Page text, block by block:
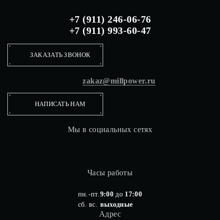
+7 (911) 246-06-76
+7 (911) 993-60-47
ЗАКАЗАТЬ ЗВОНОК
zakaz@millpower.ru
НАПИСАТЬ НАМ
Мы в социальных сетях
Часы работы
пн.-пт.9:00до 17:00
сб. вс. выходные
Адрес